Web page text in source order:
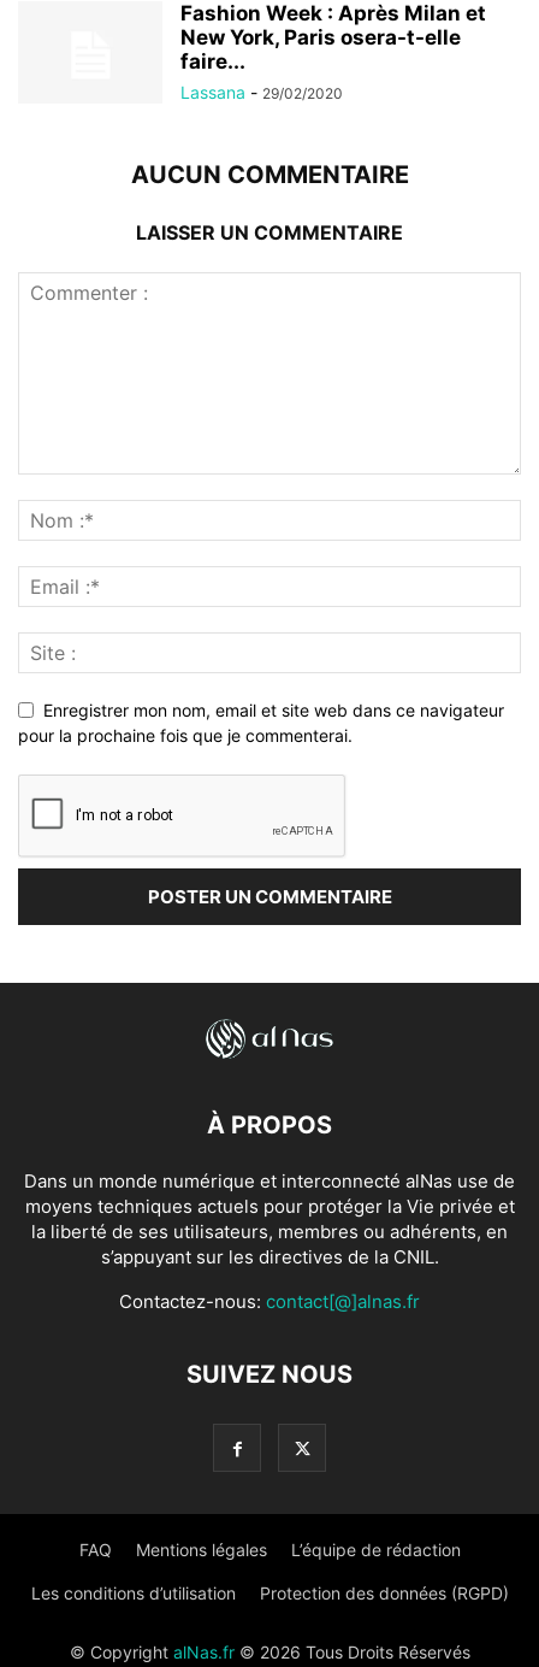
Fashion Week : Après Milan et
New York, Paris osera-t-elle
faire...
Lassana - 29/02/2020
AUCUN COMMENTAIRE
LAISSER UN COMMENTAIRE
Enregistrer mon nom, email et site web dans ce navigateur
pour la prochaine fois que je commenterai.
À PROPOS
Dans un monde numérique et interconnecté alNas use de
moyens techniques actuels pour protéger la Vie privée et
la liberté de ses utilisateurs, membres ou adhérents, en
s’appuyant sur les directives de la CNIL.
Contactez-nous: contact[@]alnas.fr
SUIVEZ NOUS
FAQ Mentions légales L’équipe de rédaction
Les conditions d’utilisation Protection des données (RGPD)
© Copyright alNas.fr© 2026 Tous Droits Réservés